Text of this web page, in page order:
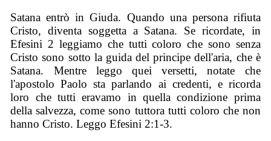
Satana entrò in Giuda. Quando una persona rifiuta
Cristo, diventa soggetta a Satana. Se ricordate, in
Efesini 2 leggiamo che tutti coloro che sono senza
Cristo sono sotto la guida del principe dell'aria, che è
Satana. Mentre leggo quei versetti, notate che
l'apostolo Paolo sta parlando ai credenti, e ricorda
loro che tutti eravamo in quella condizione prima
della salvezza, come sono tuttora tutti coloro che non
hanno Cristo. Leggo Efesini 2:1-3.